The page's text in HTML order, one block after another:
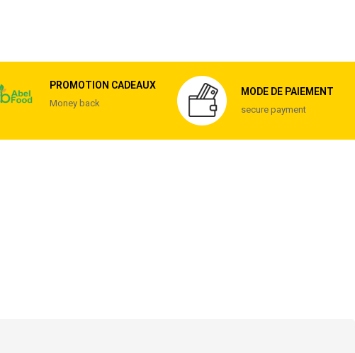
PROMOTION CADEAUX
Money back
MODE DE PAIEMENT
secure payment